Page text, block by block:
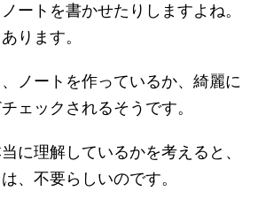
ートを書かせたりしますよね。
ります。
ノートを作っているか、綺麗に
ェックされるそうです。
に理解しているかを考えると、
、不要らしいのです。